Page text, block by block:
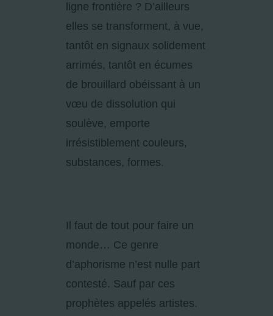
ligne frontière ? D’ailleurs
elles se transforment, à vue,
tantôt en signaux solidement
arrimés, tantôt en écumes
de brouillard obéissant à un
vœu de dissolution qui
soulève, emporte
irrésistiblement couleurs,
substances, formes.
Il faut de tout pour faire un
monde… Ce genre
d’aphorisme n’est nulle part
contesté. Sauf par ces
prophètes appelés artistes.